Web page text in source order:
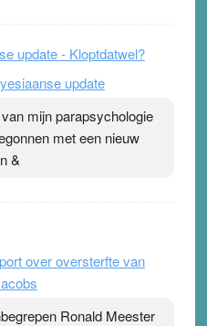
update - Kloptdatwel?
update
mijn parapsychologie
met een nieuw
&
over oversterfte van
Ronald Meester